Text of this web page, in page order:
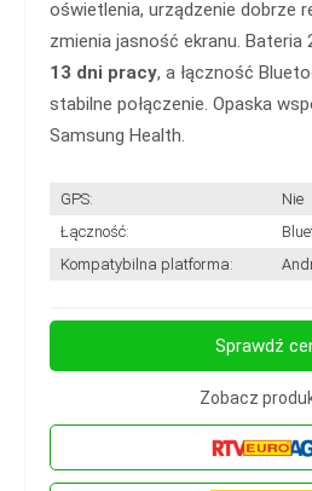
oświetlenia, urządzenie dobrze
zmienia jasność ekranu. Bateria
13 dni pracy, a łączność
stabilne połączenie. Opaska
Samsung Health.
GPS:
Nie
Łączność:
Kompatybilna platforma:
Sprawdź
Zobacz